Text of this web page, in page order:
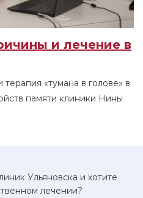
и лечение в
«тумана в голове» в
памяти клиники Нины
Ульяновска и хотите
лечении?